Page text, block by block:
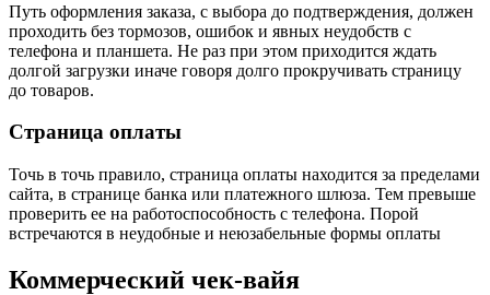
Путь оформления заказа, с выбора до подтверждения, должен
проходить без тормозов, ошибок и явных неудобств с
телефона и планшета. Не раз при этом приходится ждать
долгой загрузки иначе говоря долго прокручивать страницу
до товаров.
Страница оплаты
Точь в точь правило, страница оплаты находится за пределами
сайта, в странице банка или платежного шлюза. Тем превыше
проверить ее на работоспособность с телефона. Порой
встречаются в неудобные и неюзабельные формы оплаты
Коммерческий чек-вайя